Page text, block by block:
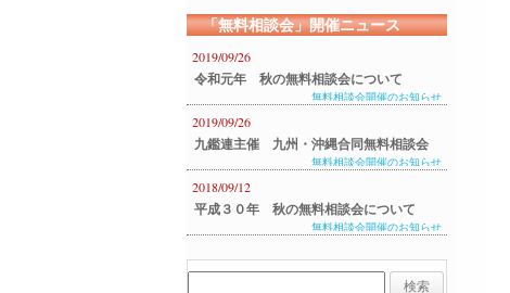
「無料相談会」開催ニュース
2019/09/26
令和元年 秋の無料相談会について
無料相談会開催のお知らせ
2019/09/26
九鑑連主催 九州・沖縄合同無料相談会
のご案内
無料相談会開催のお知らせ
2018/09/12
平成３０年 秋の無料相談会について
無料相談会開催のお知らせ